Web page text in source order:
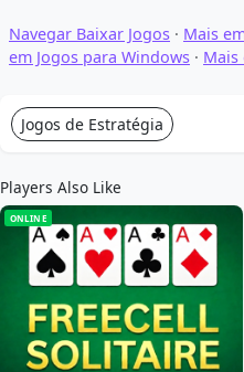
Navegar Baixar Jogos · Mais
em Jogos para Windows · Mais
Jogos de Estratégia
Players Also Like
ONLINE